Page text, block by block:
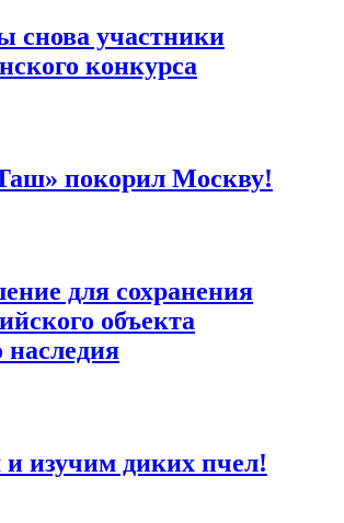
снова участники
конкурса
покорил Москву!
для сохранения
объекта
наследия
изучим диких пчел!